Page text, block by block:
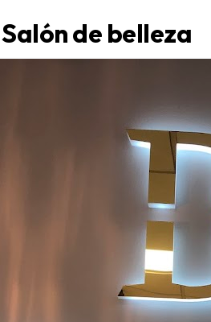
de belleza